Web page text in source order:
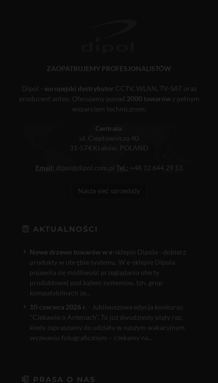
ZAOPATRUJEMY PROFESJONALISTÓW
Dipol - europejski dystrybutor CCTV, WLAN, TV-SAT oraz
producent anten. Oferujemy ponad 2000 towarówz pełnym
wsparciem technicznym.
Centrala:
ul. Ciepłownicza 40
31-574 Kraków, POLAND
Email: dipol@dipol.com.pl Tel.: +48 12 644 29 13
Nasza sieć sprzedaży
AKTUALNOŚCI
Nowe drzewo towarów w e-sklepie Dipola - dobierz
produkty w obrębie systemu. W e-sklepie Dipola
pojawiła się możliwość przeglądania oferty
produktowej pod kątem systemów, tzn. grup
kompatybilnych ze...
10 czerwca 2026 r. - Jubileuszowa edycja konkursu
"Ciekawie o Antenach". To już dwudziesty piąty raz,
kiedy zapraszamy do udziału w naszym wakacyjnym
wyzwaniu fotograficznym – czekamy na...
PRASA O NAS